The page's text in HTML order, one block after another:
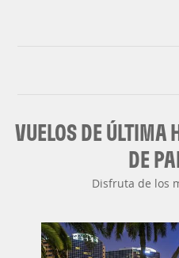
VUELOS DE ÚLTIMA
DE
Disfruta de los